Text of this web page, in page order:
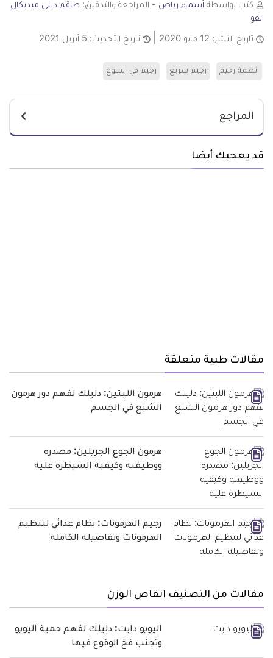
كتب بواسطة أسماء رياض - المراجعة والتدقيق: طاقم ديلي ميديكال
انفو
تاريخ النشر: 12 مايو 2020 تاريخ التحديث: 5 أبريل 2021
انظمة رجيم رجيم سريع رجيم في اسبوع
المراجع
قد يعجبك أيضا
مقالات طبية متعلقة
هرمون اللبتين: دليلك لفهم دور هرمون
الشبع في الجسم
هرمون الجوع الجريلين: مصدره
ووظيفته وكيفية السيطرة عليه
رجيم الهرمونات: نظام غذائي لتنظيم
الهرمونات وتفاصيله الكاملة
مقالات من التصنيف انقاص الوزن
اليويو دايت: دليلك لفهم حمية اليويو
وتجنب فخ الوقوع فيها